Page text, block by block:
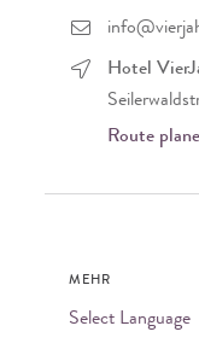
Hotel
Route
MEHR
Select Language